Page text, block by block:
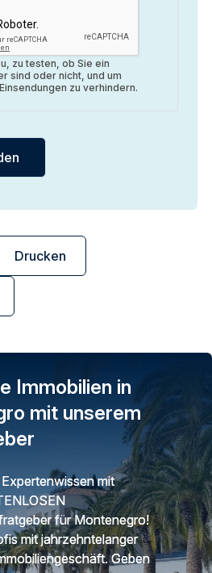
Drucken
zu testen, ob Sie ein
sind oder nicht, und um
zu verhindern.
Immobilien in
mit unserem
mit
für Montenegro!
mit jahrzehntelanger
Geben